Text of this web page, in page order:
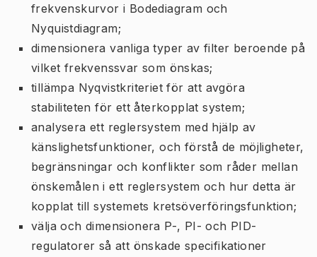
frekvenskurvor i Bodediagram och
Nyquistdiagram;
dimensionera vanliga typer av filter beroende på
vilket frekvenssvar som önskas;
tillämpa Nyqvistkriteriet för att avgöra
stabiliteten för ett återkopplat system;
analysera ett reglersystem med hjälp av
känslighetsfunktioner, och förstå de möjligheter,
begränsningar och konflikter som råder mellan
önskemålen i ett reglersystem och hur detta är
kopplat till systemets kretsöverföringsfunktion;
välja och dimensionera P-, PI- och PID-
regulatorer så att önskade specifikationer